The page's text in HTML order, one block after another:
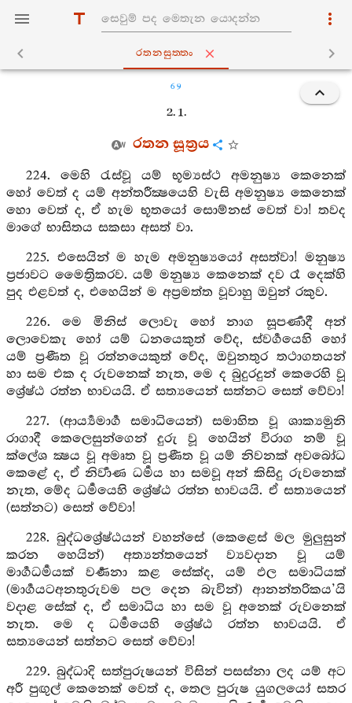
රතනසුත‍්තං
69
2. 1.
රතන සූත්‍රය
224. මෙහි රැස්වූ යම් භූම්‍යස්ථ අමනුෂ්‍ය කෙනෙක්
හෝ වෙත් ද යම් අන්තරීක්‍ෂයෙහි වැසි අමනුෂ්‍ය කෙනෙක්
හො වෙත් ද, ඒ හැම භූතයෝ සොම්නස් වෙත් වා! තවද
මාගේ භාසිතය සකසා අසත් වා.
225. එසෙයින් ම හැම අමනුෂ්‍යයෝ අසත්වා! මනුෂ්‍ය
ප්‍රජාවට මෛත්‍රිකරව. යම් මනුෂ්‍ය කෙනෙක් දව රෑ දෙක්හි
පුද එළවත් ද, එහෙයින් ම අප්‍රමත්ත වූවාහු ඔවුන් රකුව.
226. මෙ මිනිස් ලොවැ හෝ නාග සූපර්‍ණාදී අන්
ලොවෙකැ හෝ යම් ධනයෙකුත් වේද, ස්වර්‍ගයෙහි හෝ
යම් ප්‍රණීත වූ රත්නයෙකුත් වේද, ඔවුනතුර තථාගතයන්
හා සම එක ද රුවනෙක් නැත, මෙ ද බුදුරදුන් කෙරෙහි වූ
ශ්‍රේෂ්ඨ රත්න භාවයයි. ඒ සත්‍යයෙන් සත්නට සෙත් වේවා!
227. (ආර්‍ය්‍යමාර්‍ග සමාධියෙන්) සමාහිත වූ ශාක්‍යමුනි
රාගාදී කෙලෙසුන්ගෙන් දුරු වූ හෙයින් විරාග නම් වූ
ක්ලේශ ක්‍ෂය වූ අමෘත වූ ප්‍රණීත වූ යම් නිවනක් අවබෝධ
කෙළේ ද, ඒ නිර්‍වාණ ධර්‍මය හා සමවූ අන් කිසිදු රුවනෙක්
නැත, මේද ධර්‍මයෙහි ශ්‍රේෂ්ඨ රත්න භාවයයි. ඒ සත්‍යයෙන්
(සත්නට) සෙත් වේවා!
228. බුද්ධශ්‍රේෂ්ඨයන් වහන්සේ (කෙළෙස් මල මුලුසුන්
කරන හෙයින්) අත්‍යන්තයෙන් ව්‍යවදාන වූ යම්
මාර්‍ගධර්‍මයක් වර්‍ණනා කළ සේක්ද, යම් ඵල සමාධියක්
(මාර්‍ගයටඅනතුරුවම පල දෙන බැවින්) ආනන්තරිකය’යි
වදාළ සේක් ද, ඒ සමාධිය හා සම වූ අනෙක් රුවනෙක්
නැත. මෙ ද ධර්‍මයෙහි ශ්‍රේෂ්ඨ රත්න භාවයයි. ඒ
සත්‍යයෙන් සත්නට සෙත් වේවා!
229. බුද්ධාදි සත්පුරුෂයන් විසින් පසස්නා ලද යම් අට
අරී පුඟුල් කෙනෙක් වෙත් ද, තෙල පුරුෂ යුගලයෝ සතර